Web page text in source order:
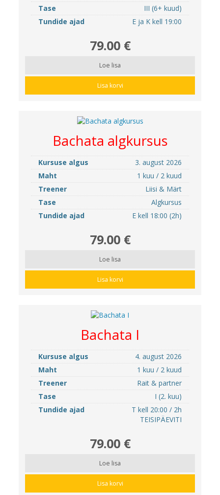
Tase
III (6+ kuud)
Tundide ajad
E ja K kell 19:00
79.00 €
Loe lisa
Lisa korvi
Bachata algkursus
Kursuse algus
3. august 2026
Maht
1 kuu / 2 kuud
Treener
Liisi & Märt
Tase
Algkursus
Tundide ajad
E kell 18:00 (2h)
79.00 €
Loe lisa
Lisa korvi
Bachata I
Kursuse algus
4. august 2026
Maht
1 kuu / 2 kuud
Treener
Rait & partner
Tase
I (2. kuu)
Tundide ajad
T kell 20:00 / 2h
TEISIPÄEVITI
79.00 €
Loe lisa
Lisa korvi